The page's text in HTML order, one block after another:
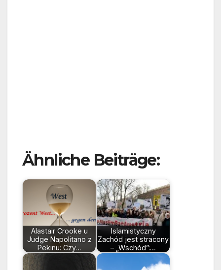
Ähnliche Beiträge:
Alastair Crooke u
Judge Napolitano z
Pekinu: Czy…
Islamistyczny
Zachód jest stracony
– „Wschód”:…